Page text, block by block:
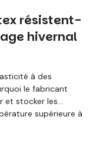
résistent-
hivernal
à des
le fabricant
et stocker les
supérieure à
dans les